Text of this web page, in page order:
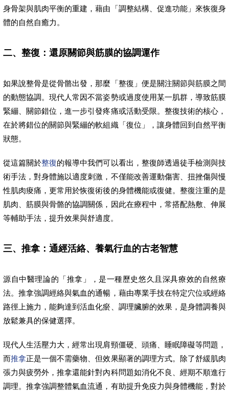
身骨架與肌肉平衡的重建，藉由「調整結構、促進功能」來恢復身
體的自然自癒力。
二、整復：還原關節與筋膜的協調運作
如果說整骨是從骨骼出發，那麼「整復」便是關注關節與筋膜之間
的動態協調。現代人常因不當姿勢或過度使用某一肌群，導致筋膜
緊繃、關節錯位，進一步引發疼痛或活動受限。整復技術的核心，
在於將錯位的關節與緊繃的軟組織「復位」，讓身體回到自然平衡
狀態。
從這篇關於整復的報導中我們可以看出，整復師透過徒手檢測與技
術手法，對身體施以適度刺激，不僅能改善運動傷害、扭挫傷與慢
性肌肉痠痛，更常用於恢復術後的身體機能或復健。整復注重的是
肌肉、筋膜與骨骼的協調關係，因此在療程中，常搭配熱敷、伸展
等輔助手法，提升效果與舒適度。
三、推拿：通經活絡、養氣行血的古老智慧
源自中醫理論的「推拿」，是一種歷史悠久且深具療效的自然療
法。推拿強調經絡與氣血的通暢，藉由專業手技在特定穴位或經絡
路徑上施力，能夠達到活血化瘀、調理臟腑的效果，是身體調養與
放鬆兼具的保健選擇。
現代人生活壓力大，經常出現肩頸僵硬、頭痛、睡眠障礙等問題，
而推拿正是一個不需藥物、但效果顯著的調理方式。除了舒緩肌肉
張力與疲勞外，推拿還能針對內科問題如消化不良、經期不順進行
調理。推拿強調整體氣血流通，有助提升免疫力與身體機能，對於